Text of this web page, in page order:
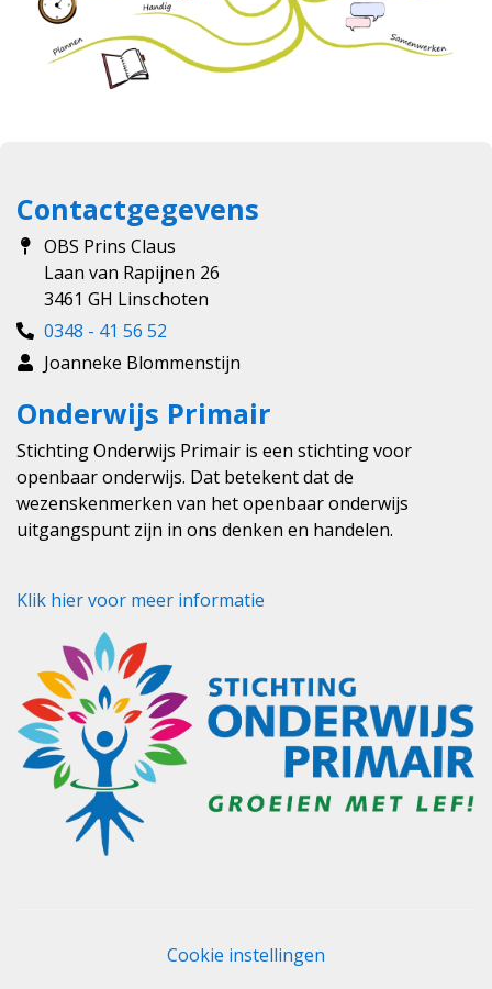
Contactgegevens
OBS Prins Claus
Laan van Rapijnen 26
3461 GH Linschoten
0348 - 41 56 52
Joanneke Blommenstijn
Onderwijs Primair
Stichting Onderwijs Primair is een stichting voor
openbaar onderwijs. Dat betekent dat de
wezenskenmerken van het openbaar onderwijs
uitgangspunt zijn in ons denken en handelen.
Klik hier voor meer informatie
Cookie instellingen